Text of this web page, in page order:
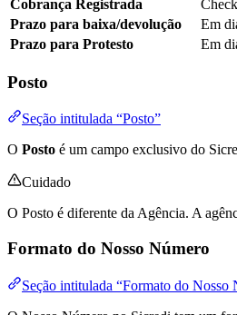
Cobrança Registrada
Prazo para baixa/devolução
Em
Prazo para Protesto
Em
Posto
Seção intitulada “Posto”
O Posto é um campo exclusivo do
Cuidado
O Posto é diferente da Agência. A
Formato do Nosso Número
Seção intitulada “Formato do Nosso